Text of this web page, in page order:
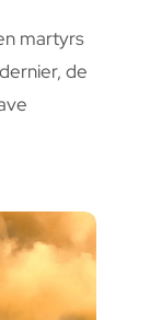
martyrs
de